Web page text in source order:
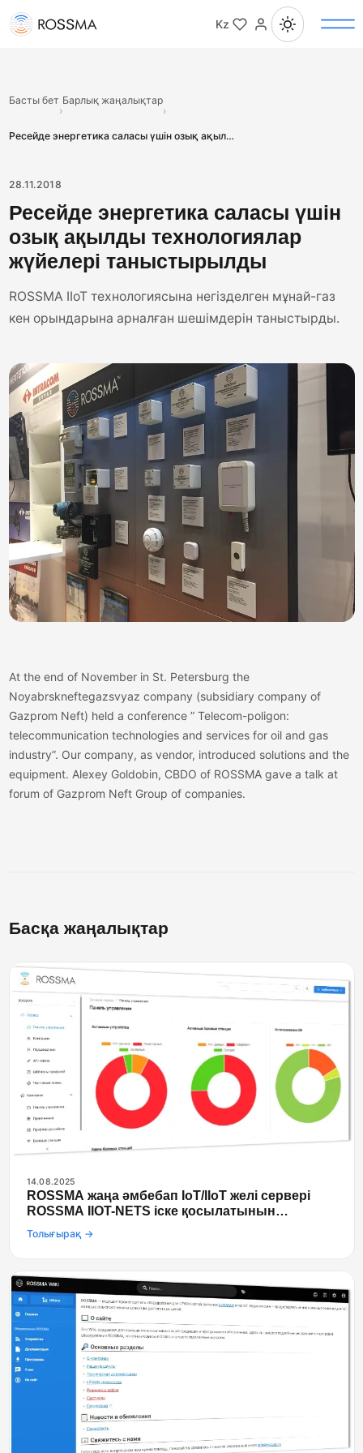
Kz
Басты бет
›
Барлық жаңалықтар
›
Ресейде энергетика саласы үшін озық ақылды технологиялар жүйелері таныстырылды
28.11.2018
Ресейде энергетика саласы үшін
озық ақылды технологиялар
жүйелері таныстырылды
ROSSMA IIoT технологиясына негізделген мұнай-газ
кен орындарына арналған шешімдерін таныстырды.
At the end of November in St. Petersburg the
Noyabrskneftegazsvyaz company (subsidiary company of
Gazprom Neft) held a conference ” Telecom-poligon:
telecommunication technologies and services for oil and gas
industry”. Our company, as vendor, introduced solutions and the
equipment. Alexey Goldobin, CBDO of ROSSMA gave a talk at
forum of Gazprom Neft Group of companies.
Басқа жаңалықтар
14.08.2025
ROSSMA жаңа әмбебап IoT/IIoT желі сервері
ROSSMA IIOT-NETS іске қосылатынын
Толығырақ →